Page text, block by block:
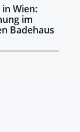
Wien:
im
Badehaus